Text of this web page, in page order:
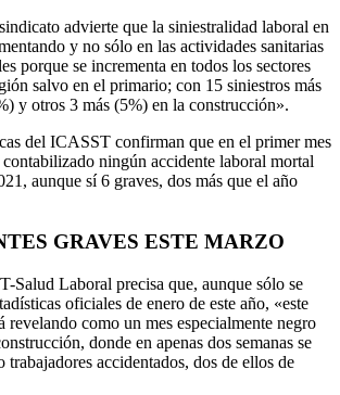
advierte que la siniestralidad laboral en
y no sólo en las actividades sanitarias
porque se incrementa en todos los sectores
salvo en el primario; con 15 siniestros más
y otros 3 más (5%) en la construcción».
del ICASST confirman que en el primer mes
contabilizado ningún accidente laboral mortal
aunque sí 6 graves, dos más que el año
GRAVES ESTE MARZO
Salud Laboral precisa que, aunque sólo se
oficiales de enero de este año, «este
revelando como un mes especialmente negro
donde en apenas dos semanas se
trabajadores accidentados, dos de ellos de